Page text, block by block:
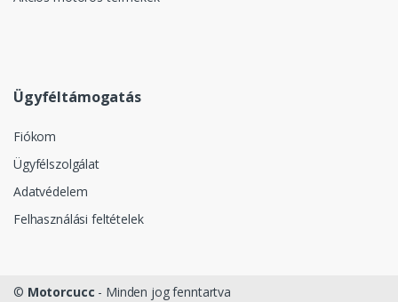
Ügyféltámogatás
Fiókom
Ügyfélszolgálat
Adatvédelem
Felhasználási feltételek
© Motorcucc - Minden jog fenntartva